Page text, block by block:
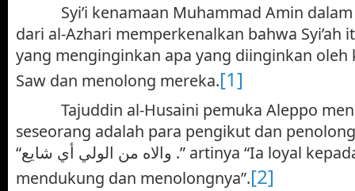
Syi’i kenamaan Muhammad Amin
dari al-Azhari memperkenalkan bahwa Syi’ah
yang menginginkan apa yang diinginkan oleh
Saw dan menolong mereka.[1]
Tajuddin al-Husaini pemuka Aleppo
seseorang adalah para pengikut dan
“والاه من الولي أي شايع .” artinya “Ia loyal
mendukung dan menolongnya”.[2]